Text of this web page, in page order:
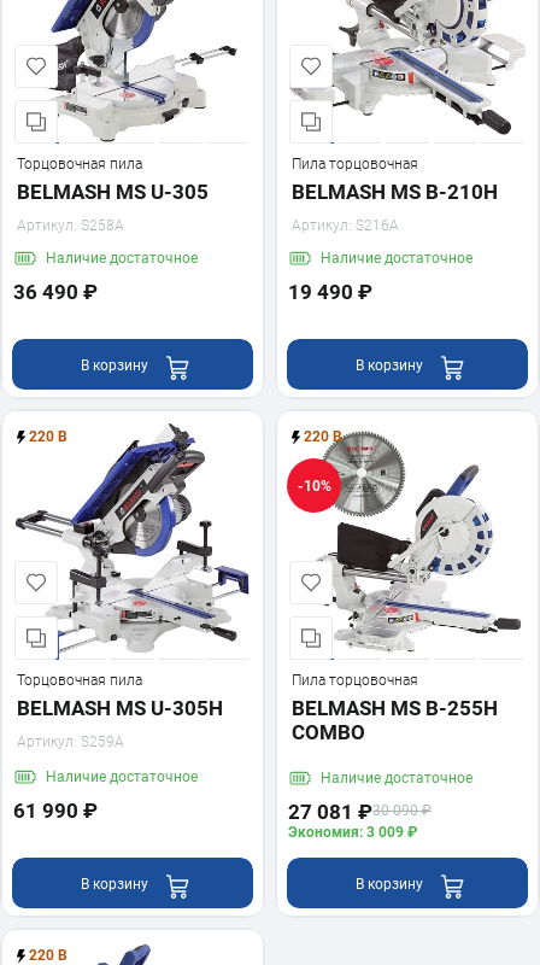
Торцовочная пила
BELMASH MS U-305
Артикул: S258A
Наличие достаточное
36 490 ₽
В корзину
Пила торцовочная
BELMASH MS B-210H
Артикул: S216A
Наличие достаточное
19 490 ₽
В корзину
220 В
Торцовочная пила
BELMASH MS U-305H
Артикул: S259A
Наличие достаточное
61 990 ₽
В корзину
220 В
-10%
Пила торцовочная
BELMASH MS B-255H
COMBO
Наличие достаточное
27 081 ₽30 090 ₽
Экономия: 3 009 ₽
В корзину
220 В